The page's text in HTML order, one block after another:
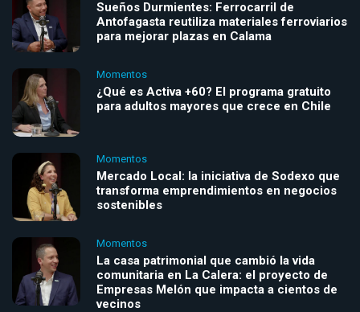
Sueños Durmientes: Ferrocarril de
Antofagasta reutiliza materiales ferroviarios
para mejorar plazas en Calama
Momentos
¿Qué es Activa +60? El programa gratuito
para adultos mayores que crece en Chile
Momentos
Mercado Local: la iniciativa de Sodexo que
transforma emprendimientos en negocios
sostenibles
Momentos
La casa patrimonial que cambió la vida
comunitaria en La Calera: el proyecto de
Empresas Melón que impacta a cientos de
vecinos